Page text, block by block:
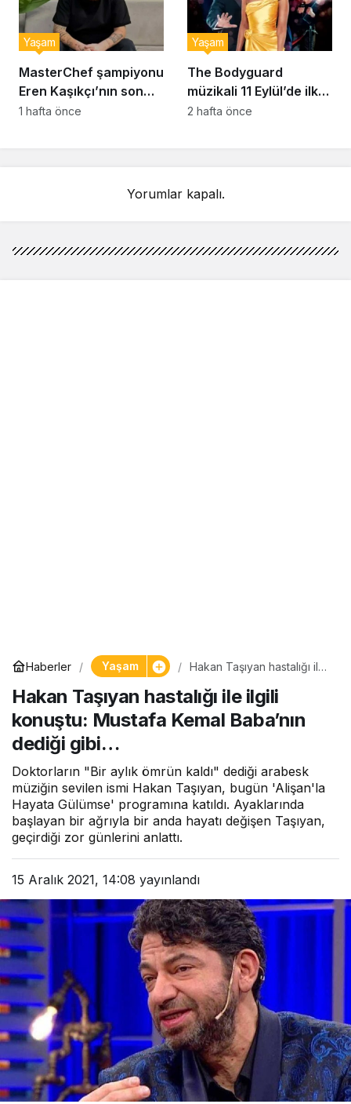
MasterChef şampiyonu
Eren Kaşıkçı’nın son
anlarındaki kahreden
Yaşam
1 hafta önce
The Bodyguard
müzikali 11 Eylül’de ilk
kez Türkiye’de
Yaşam
2 hafta önce
Yorumlar kapalı.
Haberler Yaşam
Hakan Taşıyan hastalığı ile
Kemal Baba’nın dediği
gibi…
Hakan Taşıyan hastalığı ile ilgili
konuştu: Mustafa Kemal Baba’nın
dediği gibi…
Doktorların "Bir aylık ömrün kaldı" dediği arabesk
müziğin sevilen ismi Hakan Taşıyan, bugün 'Alişan'la
Hayata Gülümse' programına katıldı. Ayaklarında
başlayan bir ağrıyla bir anda hayatı değişen Taşıyan,
geçirdiği zor günlerini anlattı.
15 Aralık 2021, 14:08 yayınlandı